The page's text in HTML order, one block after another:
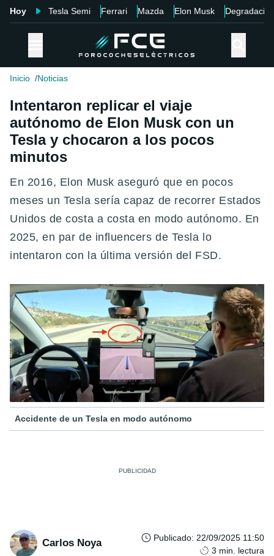
Hoy Tesla Semi Ferrari Mazda Elon Musk Degradación
Inicio Noticias
Intentaron replicar el viaje
autónomo de Elon Musk con un
Tesla y chocaron a los pocos
minutos
En 2016, Elon Musk aseguró que en pocos
meses un Tesla sería capaz de recorrer Estados
Unidos de costa a costa en modo autónomo. En
2025, en par de influencers de Tesla lo
intentaron con la última versión del FSD.
Accidente de un Tesla en modo autónomo
Carlos Noya Publicado: 22/09/2025 11:50
3 min. lectura